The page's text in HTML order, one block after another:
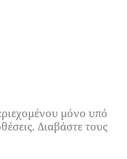
μόνο υπό
Διαβάστε τους